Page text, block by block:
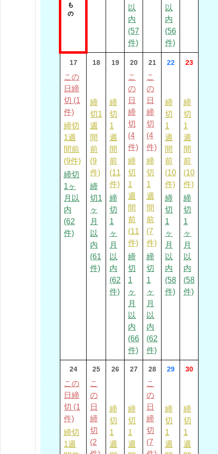
も
の
以
内
(57
件)
以
内
(56
件)
17
この
日締
切 (1
件)
締切
1週
間前
(9件)
締切
1ヶ
月以
内
(62
件)
18
締
切1
週
間
前
(9
件)
締
切1
ヶ
月
以
内
(61
件)
19
締
切
1
週
間
前
(11
件)
締
切
1
ヶ
月
以
内
(62
件)
20
こ
の
日
締
切
(4
件)
締
切
1
週
間
前
(11
件)
締
切
1
ヶ
月
以
内
(66
件)
21
こ
の
日
締
切
(4
件)
締
切
1
週
間
前
(7
件)
締
切
1
ヶ
月
以
内
(62
件)
22
締
切
1
週
間
前
(10
件)
締
切
1
ヶ
月
以
内
(58
件)
23
締
切
1
週
間
前
(10
件)
締
切
1
ヶ
月
以
内
(58
件)
24
この
日締
切 (1
件)
締切
1週
25
こ
の
日
締
切
(2
26
締
切
1
週
27
締
切
1
週
28
こ
の
日
締
切
(7
29
締
切
1
週
30
締
切
1
週